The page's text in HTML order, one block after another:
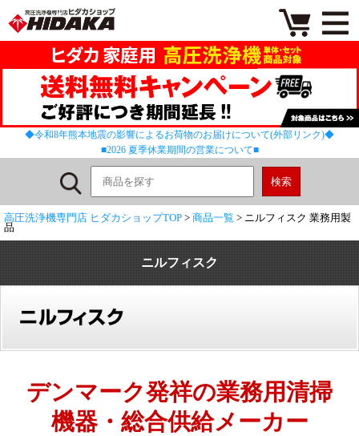
◆令和8年熊本地震の影響によるお荷物のお届けについて(外部リンク)◆
■2026 夏季休業期間の営業について■
高圧洗浄機専門店 ヒダカショップTOP > 商品一覧 > ニルフィスク 業務用製
品
ニルフィスク
デンマーク発祥の業務用清掃
機器・総合供給メーカー